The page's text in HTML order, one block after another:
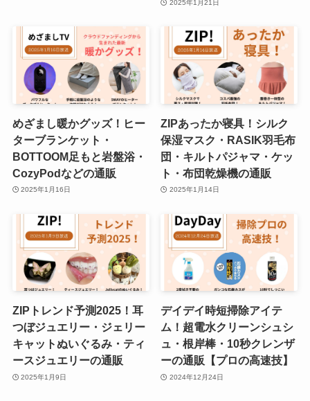
2025年1月21日
めざまし暖かグッズ！ヒー
ターブランケット・
BOTTOOM足もと岩盤浴・
CozyPodなどの通販
2025年1月16日
ZIPあったか寝具！シルク
保湿マスク・RASIK羽毛布
団・キルトパジャマ・ケッ
ト・布団乾燥機の通販
2025年1月14日
ZIPトレンド予測2025！耳
つぼジュエリー・ジェリー
キャットぬいぐるみ・ティ
ースジュエリーの通販
2025年1月9日
デイデイ時短掃除アイテ
ム！超電水クリーンシュシ
ュ・根岸棒・10秒クレンザ
ーの通販【プロの高速技】
2024年12月24日